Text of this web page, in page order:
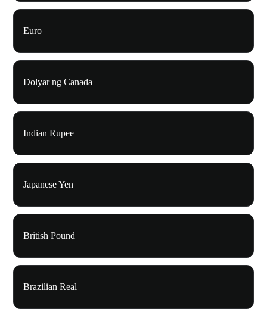
Euro
Dolyar ng Canada
Indian Rupee
Japanese Yen
British Pound
Brazilian Real